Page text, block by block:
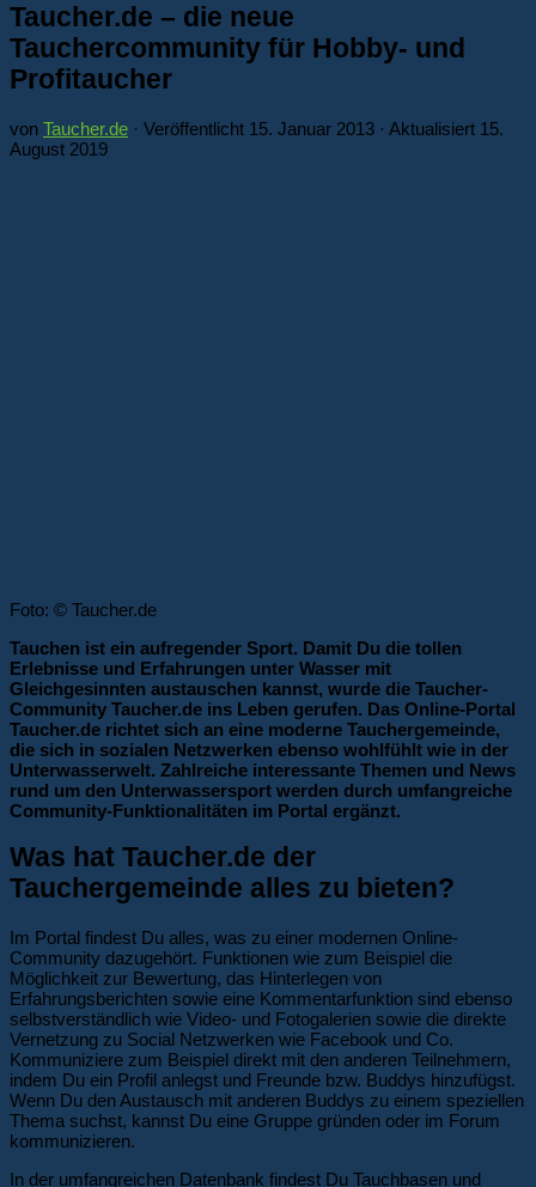
Taucher.de – die neue
Tauchercommunity für Hobby- und
Profitaucher
von Taucher.de · Veröffentlicht 15. Januar 2013 · Aktualisiert 15.
August 2019
Foto: © Taucher.de
Tauchen ist ein aufregender Sport. Damit Du die tollen
Erlebnisse und Erfahrungen unter Wasser mit
Gleichgesinnten austauschen kannst, wurde die Taucher-
Community Taucher.de ins Leben gerufen. Das Online-Portal
Taucher.de richtet sich an eine moderne Tauchergemeinde,
die sich in sozialen Netzwerken ebenso wohlfühlt wie in der
Unterwasserwelt. Zahlreiche interessante Themen und News
rund um den Unterwassersport werden durch umfangreiche
Community-Funktionalitäten im Portal ergänzt.
Was hat Taucher.de der
Tauchergemeinde alles zu bieten?
Im Portal findest Du alles, was zu einer modernen Online-
Community dazugehört. Funktionen wie zum Beispiel die
Möglichkeit zur Bewertung, das Hinterlegen von
Erfahrungsberichten sowie eine Kommentarfunktion sind ebenso
selbstverständlich wie Video- und Fotogalerien sowie die direkte
Vernetzung zu Social Netzwerken wie Facebook und Co.
Kommuniziere zum Beispiel direkt mit den anderen Teilnehmern,
indem Du ein Profil anlegst und Freunde bzw. Buddys hinzufügst.
Wenn Du den Austausch mit anderen Buddys zu einem speziellen
Thema suchst, kannst Du eine Gruppe gründen oder im Forum
kommunizieren.
In der umfangreichen Datenbank findest Du Tauchbasen und